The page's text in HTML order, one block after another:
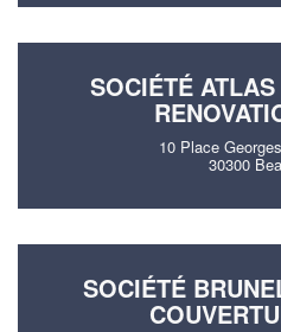
SOCIÉTÉ
10 Place
30300
SOCIÉTÉ